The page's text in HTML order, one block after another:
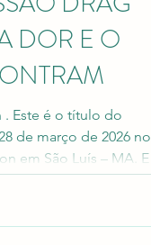
DOR E O
. Este é o título do
de março de 2026 no
em São Luís – MA. E